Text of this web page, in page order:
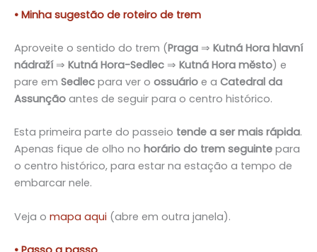
• Minha sugestão de roteiro de trem
Aproveite o sentido do trem (Praga ⇒ Kutná Hora hlavní
nádraží⇒ Kutná Hora-Sedlec ⇒ Kutná Hora město) e
pare em Sedlec para ver o ossuário e a Catedral da
Assunção antes de seguir para o centro histórico.
Esta primeira parte do passeio tende a ser mais rápida.
Apenas fique de olho no horário do trem seguinte para
o centro histórico, para estar na estação a tempo de
embarcar nele.
Veja o mapa aqui (abre em outra janela).